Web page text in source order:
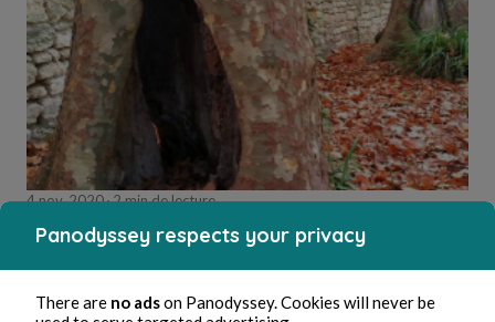
4 nov. 20202 min de lecture
Béance explorée
Panodyssey respects your privacy
There are no adson Panodyssey. Cookies will never be